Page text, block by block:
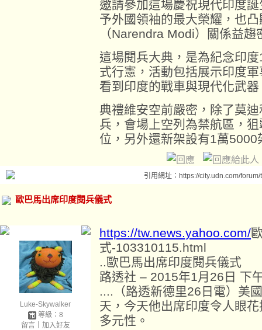
邀請參加這場慶祝現代印度
予外國領袖的最大榮耀，也
（Narendra Modi）關係益趨
這場閱兵大典，是為紀念印
式行憲，活動包括展示印度
看到印度的戰車與現代化武
典禮維安空前嚴密，除了莫
兵，會場上空列為禁航區，
位，另外還新架設有1萬5000
引用網址：https://city.udn.com/
歐巴馬出席印度閱兵儀式
Luke-Skywalker
等級：8
留言｜ 加入好友
https://tw.news.yahoo.com/
式-103310115.html
..歐巴馬出席印度閱兵儀式
路透社 – 2015年1月26日 下
....（路透新德里26日電）美
天，今天他出席印度令人眼
多元性。